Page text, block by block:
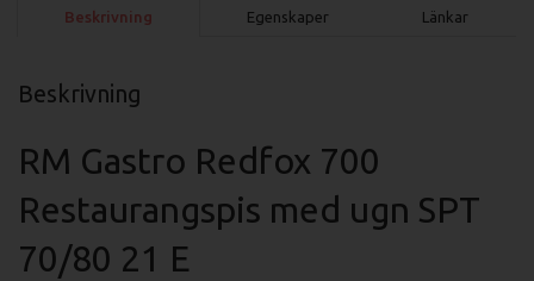
Beskrivning Egenskaper Länkar
Beskrivning
RM Gastro Redfox 700
Restaurangspis med ugn SPT
70/80 21 E